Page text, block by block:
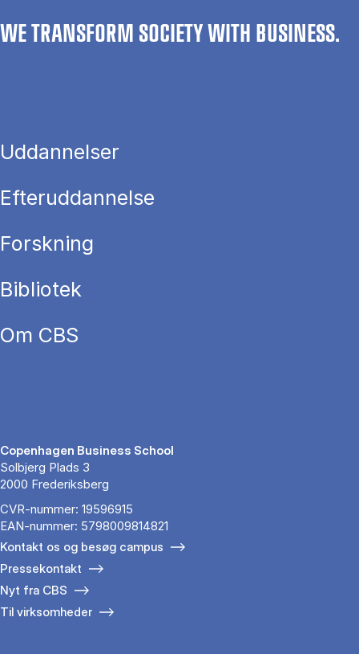
WE TRANSFORM SOCIETY WITH BUSINESS.
Uddannelser
Efteruddannelse
Forskning
Bibliotek
Om CBS
Copenhagen Business School
Solbjerg Plads 3
2000 Frederiksberg
CVR-nummer: 19596915
EAN-nummer: 5798009814821
Kontakt os og besøg campus
Pressekontakt
Nyt fra CBS
Til virksomheder